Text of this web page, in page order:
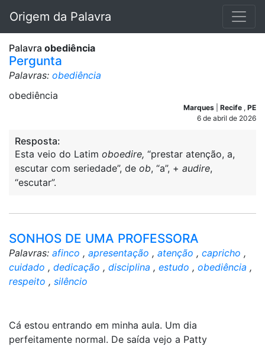
Origem da Palavra
Palavra obediência
Pergunta
Palavras: obediência
obediência
Marques Recife , PE
6 de abril de 2026
Resposta:
Esta veio do Latim oboedire, “prestar atenção, a,
escutar com seriedade”, de ob, “a”, + audire,
“escutar”.
SONHOS DE UMA PROFESSORA
Palavras: afinco , apresentação , atenção , capricho ,
cuidado , dedicação , disciplina , estudo , obediência ,
respeito , silêncio
Cá estou entrando em minha aula. Um dia
perfeitamente normal. De saída vejo a Patty